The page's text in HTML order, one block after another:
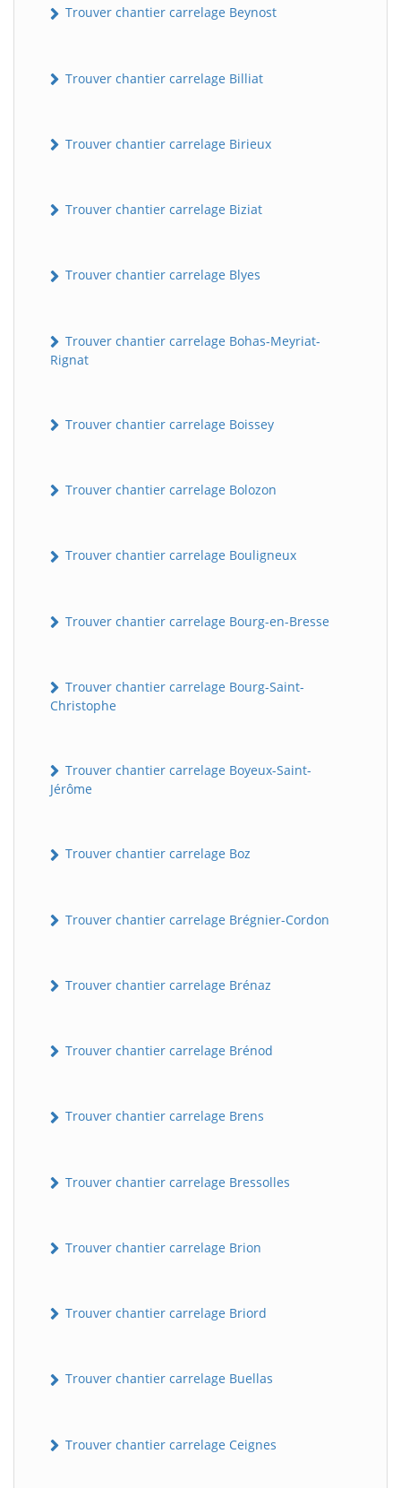
Trouver chantier carrelage Beynost
Trouver chantier carrelage Billiat
Trouver chantier carrelage Birieux
Trouver chantier carrelage Biziat
Trouver chantier carrelage Blyes
Trouver chantier carrelage Bohas-Meyriat-
Rignat
Trouver chantier carrelage Boissey
Trouver chantier carrelage Bolozon
Trouver chantier carrelage Bouligneux
Trouver chantier carrelage Bourg-en-Bresse
Trouver chantier carrelage Bourg-Saint-
Christophe
Trouver chantier carrelage Boyeux-Saint-
Jérôme
Trouver chantier carrelage Boz
Trouver chantier carrelage Brégnier-Cordon
Trouver chantier carrelage Brénaz
Trouver chantier carrelage Brénod
Trouver chantier carrelage Brens
Trouver chantier carrelage Bressolles
Trouver chantier carrelage Brion
Trouver chantier carrelage Briord
Trouver chantier carrelage Buellas
Trouver chantier carrelage Ceignes